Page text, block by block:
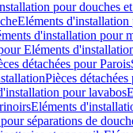
pour douches
Eléments d'installation
d'installation pour
Eléments
détachées pour Parois
Pièces
pour lavabos
Eléments
séparations de